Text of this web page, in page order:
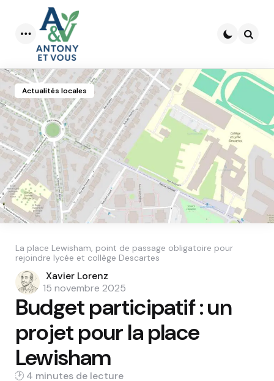
Menu
Actualités locales
La place Lewisham, point de passage obligatoire pour
rejoindre lycée et collège Descartes
Posted
by
Xavier Lorenz
15 novembre 2025
Budget participatif : un
projet pour la place
Lewisham
4 min